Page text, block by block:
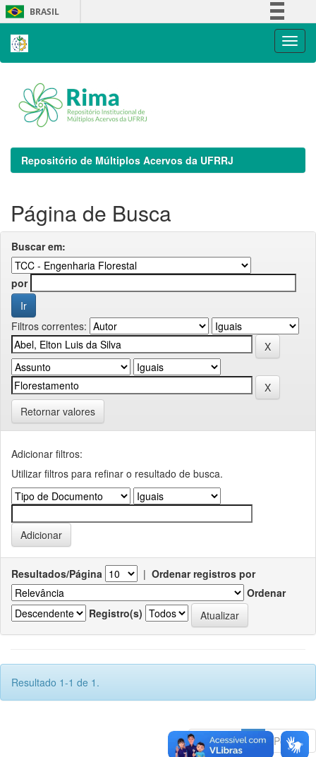
Skip
navigation
BRASIL
Repositório de Múltiplos Acervos da UFRRJ
Página de Busca
Buscar em:
por
Filtros correntes:
Retornar valores
Adicionar filtros:
Utilizar filtros para refinar o resultado de busca.
Resultados/Página | Ordenar registros por
Ordenar
Registro(s)
Resultado 1-1 de 1.
Anterior 1 Póximo